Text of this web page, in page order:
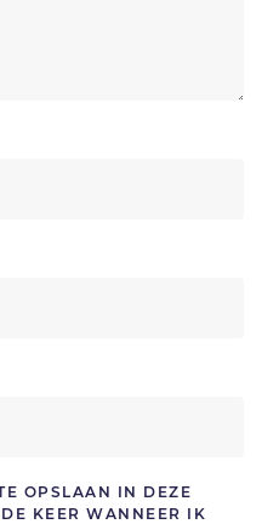
OPSLAAN IN DEZE
KEER WANNEER IK